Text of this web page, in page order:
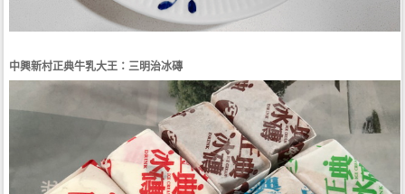
中興新村正典牛乳大王：三明治冰磚